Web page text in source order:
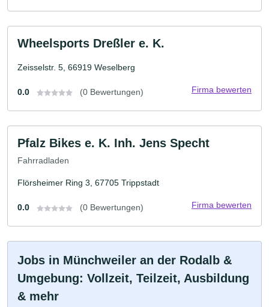
Wheelsports Dreßler e. K.
Zeisselstr. 5, 66919 Weselberg
0.0 (0 Bewertungen) Firma bewerten
Pfalz Bikes e. K. Inh. Jens Specht
Fahrradladen
Flörsheimer Ring 3, 67705 Trippstadt
0.0 (0 Bewertungen) Firma bewerten
Jobs in Münchweiler an der Rodalb &
Umgebung: Vollzeit, Teilzeit, Ausbildung
& mehr